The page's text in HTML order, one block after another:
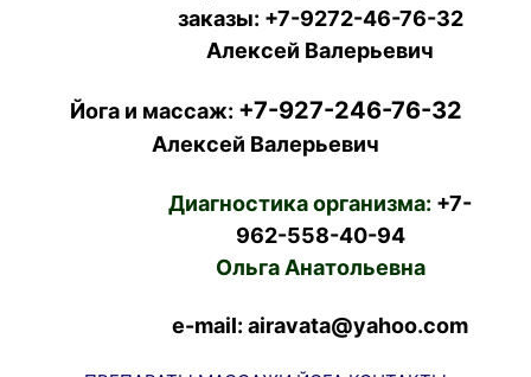
заказы: +7-9272-46-76-32
Алексей Валерьевич
Йога и массаж: +7-927-246-76-32
Алексей Валерьевич
Диагностика организма: +7-
962-558-40-94
Ольга Анатольевна
e-mail: airavata@yahoo.com